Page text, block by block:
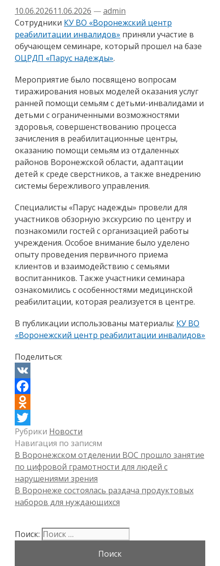
10.06.202611.06.2026 —admin
Сотрудники КУ ВО «Воронежский центр
реабилитации инвалидов» приняли участие в
обучающем семинаре, который прошел на базе
ОЦРДП «Парус надежды».
Мероприятие было посвящено вопросам
тиражирования новых моделей оказания услуг
ранней помощи семьям с детьми-инвалидами и
детьми с ограниченными возможностями
здоровья, совершенствованию процесса
зачисления в реабилитационные центры,
оказанию помощи семьям из отдаленных
районов Воронежской области, адаптации
детей к среде сверстников, а также внедрению
системы бережливого управления.
Специалисты «Парус надежды» провели для
участников обзорную экскурсию по центру и
познакомили гостей с организацией работы
учреждения. Особое внимание было уделено
опыту проведения первичного приема
клиентов и взаимодействию с семьями
воспитанников. Также участники семинара
ознакомились с особенностями медицинской
реабилитации, которая реализуется в центре.
В публикации использованы материалы: КУ ВО
«Воронежский центр реабилитации инвалидов»
Поделиться:
VK
Facebook
Odnoklassniki
Twitter
Рубрики Новости
Навигация по записям
В Воронежском отделении ВОС прошло занятие
по цифровой грамотности для людей с
нарушениями зрения
В Воронеже состоялась раздача продуктовых
наборов для нуждающихся
Поиск: